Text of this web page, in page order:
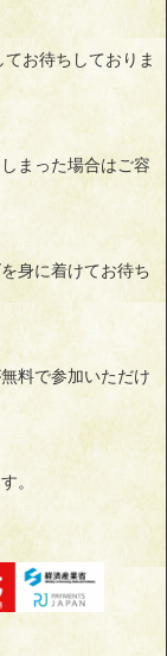
お待ちしておりま
まった場合はご容
身に着けてお待ち
料で参加いただけ
。